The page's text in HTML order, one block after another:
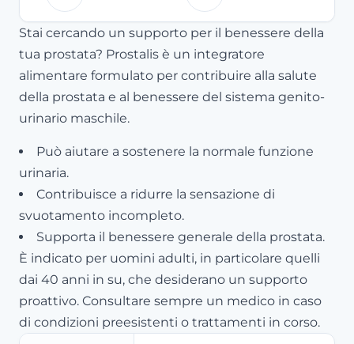
Stai cercando un supporto per il benessere della
tua prostata? Prostalis è un integratore
alimentare formulato per contribuire alla salute
della prostata e al benessere del sistema genito-
urinario maschile.
Può aiutare a sostenere la normale funzione
urinaria.
Contribuisce a ridurre la sensazione di
svuotamento incompleto.
Supporta il benessere generale della prostata.
È indicato per uomini adulti, in particolare quelli
dai 40 anni in su, che desiderano un supporto
proattivo. Consultare sempre un medico in caso
di condizioni preesistenti o trattamenti in corso.